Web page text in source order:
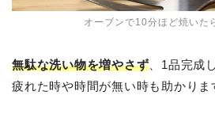
オーブンで10分ほど焼いた
無駄な洗い物を増やさず 、1品完成
疲れた時や時間が無い時も助かりま